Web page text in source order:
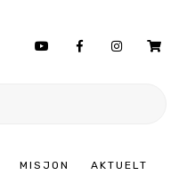
MISJON AKTUELT